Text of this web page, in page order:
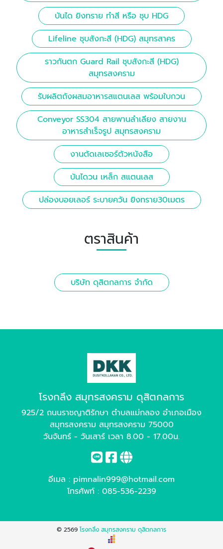
บันได ยิงทราย ทำสี หรือ ชุบ HDG
Lifeline ชุบสังกะสี (HDG) สมุทรสาคร
ราวกันตก Guard Rail ชุบสังกะสี (HDG)
สมุทรสงคราม
รับผลิตถังผสมอาหารสแตนเลส พร้อมใบกวน
Conveyor SS304 สายพานลำเลียง สายงาน
อาหารสำเร็จรูป สมุทรสงคราม
งานตัดเลเซอร์ตัวหนังสือ
บันไดวน เหล็ก สแตนเลส
ปล่องบอยเลอร์ ระบายควัน ยิงทราย30เมตร
ตราสินค้า
บริษัท ดุสิตกลการ จำกัด
โรงกลึง สมุทรสงคราม ดุสิตกลการ
925/2 ถนนราชญาติรักษา ตำบลแม่กลอง อำเภอเมือง
สมุทรสงคราม สมุทรสงคราม 75000
วันจันทร์ - วันเสาร์ เวลา 8.00 - 17.00น.
อีเมล : pimnalin999@hotmail.com
โทรศัพท์ : 085-536-2239
© 2569 โรงกลึง สมุทรสงคราม ดุสิตกลการ